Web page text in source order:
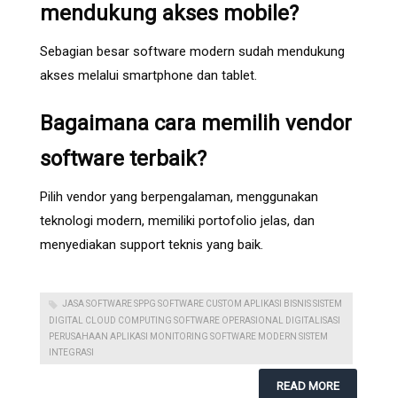
mendukung akses mobile?
Sebagian besar software modern sudah mendukung
akses melalui smartphone dan tablet.
Bagaimana cara memilih vendor
software terbaik?
Pilih vendor yang berpengalaman, menggunakan
teknologi modern, memiliki portofolio jelas, dan
menyediakan support teknis yang baik.
JASA SOFTWARE SPPG SOFTWARE CUSTOM APLIKASI BISNIS SISTEM
DIGITAL CLOUD COMPUTING SOFTWARE OPERASIONAL DIGITALISASI
PERUSAHAAN APLIKASI MONITORING SOFTWARE MODERN SISTEM
INTEGRASI
READ MORE